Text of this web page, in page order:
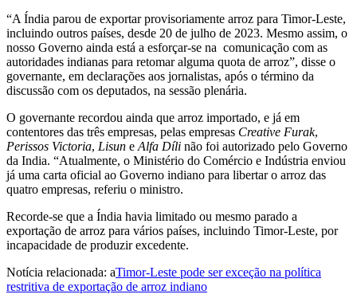
“A Índia parou de exportar provisoriamente arroz para Timor-Leste,
incluindo outros países, desde 20 de julho de 2023. Mesmo assim, o
nosso Governo ainda está a esforçar-se na comunicação com as
autoridades indianas para retomar alguma quota de arroz”, disse o
governante, em declarações aos jornalistas, após o término da
discussão com os deputados, na sessão plenária.
O governante recordou ainda que arroz importado, e já em
contentores das três empresas, pelas empresas Creative Furak,
Perissos Victoria, Lisun e Alfa Díli não foi autorizado pelo Governo
da India. “Atualmente, o Ministério do Comércio e Indústria enviou
já uma carta oficial ao Governo indiano para libertar o arroz das
quatro empresas, referiu o ministro.
Recorde-se que a Índia havia limitado ou mesmo parado a
exportação de arroz para vários países, incluindo Timor-Leste, por
incapacidade de produzir excedente.
Notícia relacionada: aTimor-Leste pode ser exceção na política
restritiva de exportação de arroz indiano